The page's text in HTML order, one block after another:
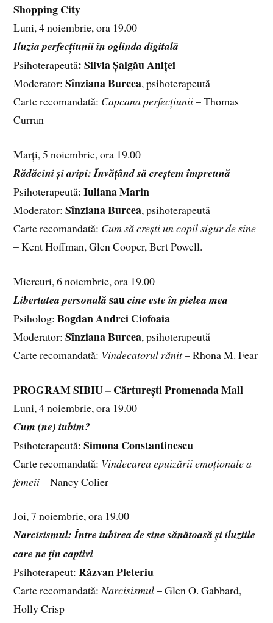
Shopping City
Luni, 4 noiembrie, ora 19.00
Iluzia perfecțiunii în oglinda digitală
Psihoterapeută: Silvia Șalgău Aniței
Moderator:Sînziana Burcea, psihoterapeută
Carte recomandată: Capcana perfecțiunii– Thomas
Curran
Marți, 5 noiembrie, ora 19.00
Rădăcini și aripi: Învățând să creștem împreună
Psihoterapeută:Iuliana Marin
Moderator:Sînziana Burcea, psihoterapeută
Carte recomandată: Cum să crești un copil sigur de sine
– Kent Hoffman, Glen Cooper, Bert Powell.
Miercuri, 6 noiembrie, ora 19.00
Libertatea personală saucine este în pielea mea
Psiholog:Bogdan Andrei Ciofoaia
Moderator:Sînziana Burcea, psihoterapeută
Carte recomandată: Vindecatorul rănit– Rhona M. Fear
PROGRAM SIBIU – Cărturești Promenada Mall
Luni, 4 noiembrie, ora 19.00
Cum (ne) iubim?
Psihoterapeută: ⁠Simona Constantinescu
Carte recomandată: Vindecarea epuizării emoționale a
femeii– Nancy Colier
Joi, 7 noiembrie, ora 19.00
Narcisismul: Între iubirea de sine sănătoasă și iluziile
care ne țin captivi
Psihoterapeut:Răzvan Pleteriu
Carte recomandată:Narcisismul– Glen O. Gabbard,
Holly Crisp